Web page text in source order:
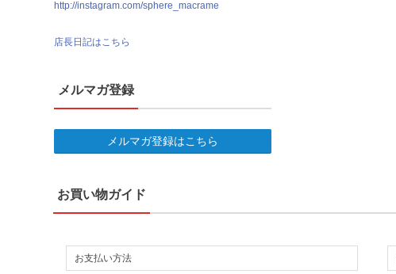
http://instagram.com/sphere_macrame
店長日記はこちら
メルマガ登録
メルマガ登録はこちら
お買い物ガイド
お支払い方法